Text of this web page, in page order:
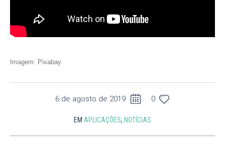
Imagem: Pixabay
6 de agosto de 2019 0
EM APLICAÇÕES, NOTÍCIAS